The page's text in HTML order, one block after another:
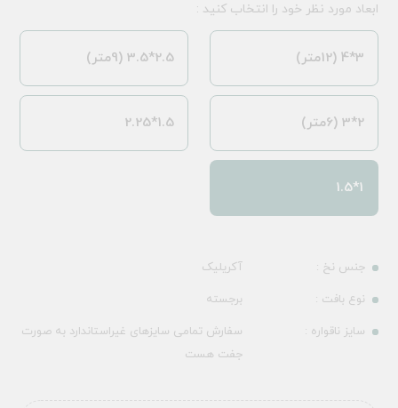
جنس نخ :
آکریلیک
نوع بافت :
برجسته
سایز ناقواره :
سفارش تمامی سایزهای غیراستاندارد به صورت
جفت هست
ابعاد مورد نظر خود را انتخاب کنید :
3*4 (12متر) 2.5*3.5 (9متر)
2*3 (6متر) 1.5*2.25
1*1.5